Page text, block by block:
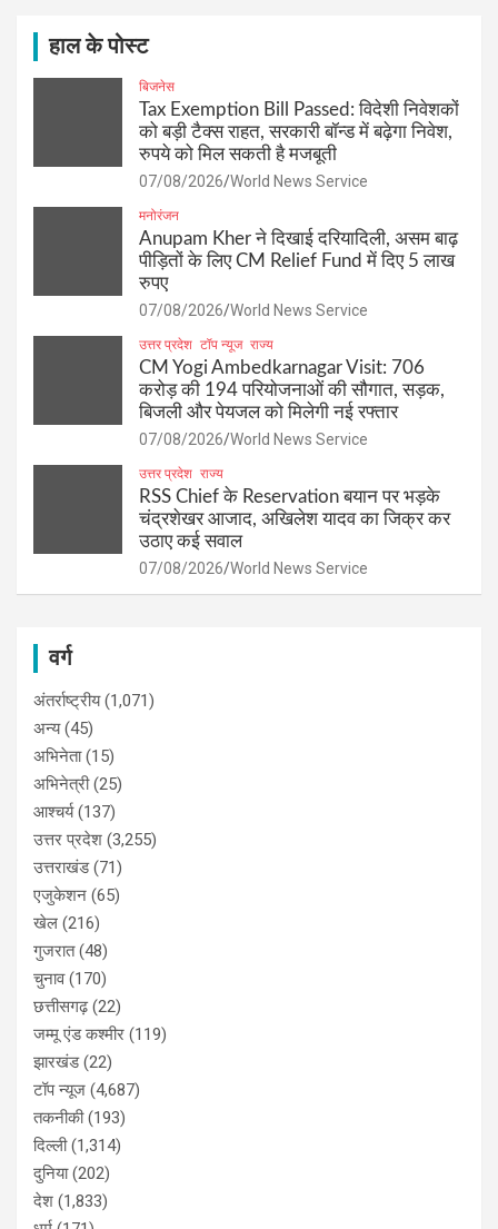
हाल के पोस्ट
बिजनेस
Tax Exemption Bill Passed: विदेशी निवेशकों
को बड़ी टैक्स राहत, सरकारी बॉन्ड में बढ़ेगा निवेश,
रुपये को मिल सकती है मजबूती
07/08/2026 World News Service
मनोरंजन
Anupam Kher ने दिखाई दरियादिली, असम बाढ़
पीड़ितों के लिए CM Relief Fund में दिए 5 लाख
रुपए
07/08/2026 World News Service
उत्तर प्रदेश टॉप न्यूज राज्य
CM Yogi Ambedkarnagar Visit: 706
करोड़ की 194 परियोजनाओं की सौगात, सड़क,
बिजली और पेयजल को मिलेगी नई रफ्तार
07/08/2026 World News Service
उत्तर प्रदेश राज्य
RSS Chief के Reservation बयान पर भड़के
चंद्रशेखर आजाद, अखिलेश यादव का जिक्र कर
उठाए कई सवाल
07/08/2026 World News Service
वर्ग
अंतर्राष्ट्रीय(1,071)
अन्य(45)
अभिनेता(15)
अभिनेत्री(25)
आश्चर्य(137)
उत्तर प्रदेश (3,255)
उत्तराखंड(71)
एजुकेशन (65)
खेल (216)
गुजरात(48)
चुनाव(170)
छत्तीसगढ़(22)
जम्मू एंड कश्मीर (119)
झारखंड(22)
टॉप न्यूज (4,687)
तकनीकी(193)
दिल्ली(1,314)
दुनिया(202)
देश (1,833)